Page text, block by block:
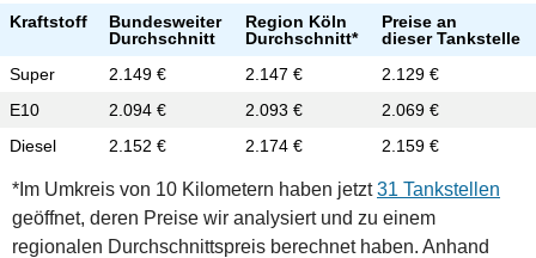
Kraftstoff
Bundesweiter
Durchschnitt
Region Köln
Durchschnitt*
Preise an
dieser Tankstelle
Super
2.149 € 2.147 €
2.129 €
E10
2.094 € 2.093 €
2.069 €
Diesel
2.152 € 2.174 € 2.159 €
*Im Umkreis von 10 Kilometern haben jetzt31 Tankstellen
geöffnet, deren Preise wir analysiert und zu einem
regionalen Durchschnittspreis berechnet haben. Anhand